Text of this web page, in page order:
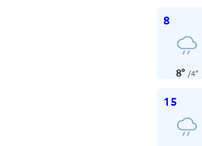
8
8° /4°
15